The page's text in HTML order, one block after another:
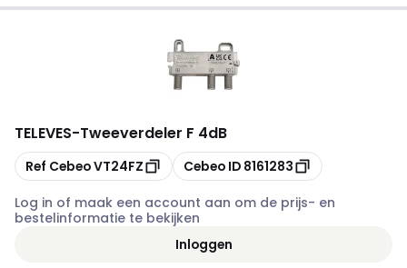
TELEVES-Tweeverdeler F 4dB
Kopiëren
Ref CebeoVT24FZ Kopiëren
Cebeo ID 8161283
Log in of maak een account aan om de prijs- en
bestelinformatie te bekijken
Inloggen